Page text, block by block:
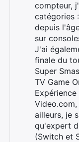
compteur,
catégories
depuis
sur
J'ai
finale du
Super
TV Game
Video.com,
ailleurs, je
qu'expert
(Switch et